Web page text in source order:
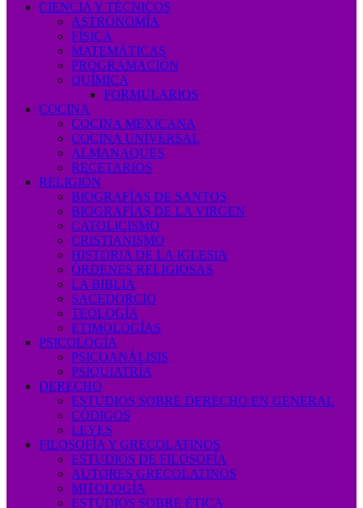
CIENCIA Y TÉCNICOS
ASTRONOMÍA
FÍSICA
MATEMÁTICAS
PROGRAMACIÓN
QUÍMICA
FORMULARIOS
COCINA
COCINA MEXICANA
COCINA UNIVERSAL
ALMANAQUES
RECETARIOS
RELIGIÓN
BIOGRAFÍAS DE SANTOS
BIOGRAFÍAS DE LA VIRGEN
CATOLICISMO
CRISTIANISMO
HISTORIA DE LA IGLESIA
ÓRDENES RELIGIOSAS
LA BIBLIA
SACEDORCIO
TEOLOGÍA
ETIMOLOGÍAS
PSICOLOGÍA
PSICOANÁLISIS
PSIQUIATRÍA
DERECHO
ESTUDIOS SOBRE DERECHO EN GENERAL
CÓDIGOS
LEYES
FILOSOFÍA Y GRECOLATINOS
ESTUDIOS DE FILOSOFÍA
AUTORES GRECOLATINOS
MITOLOGÍA
ESTUDIOS SOBRE ÉTICA